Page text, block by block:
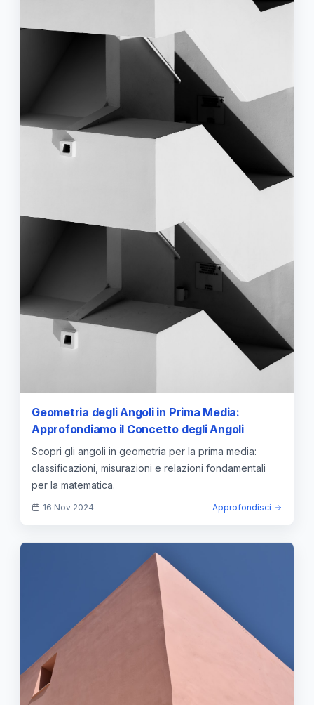
Geometria degli Angoli in Prima Media:
Approfondiamo il Concetto degli Angoli
Scopri gli angoli in geometria per la prima media:
classificazioni, misurazioni e relazioni fondamentali
per la matematica.
16 Nov 2024 Approfondisci